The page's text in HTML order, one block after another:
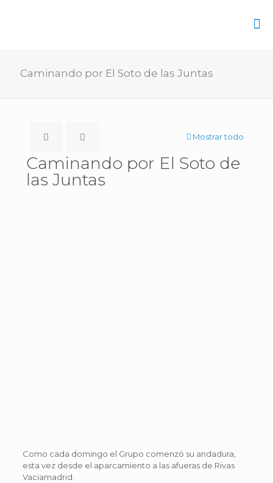
Caminando por El Soto de las Juntas
Mostrar todo
Caminando por El Soto de
las Juntas
Como cada domingo el Grupo comenzó su andadura,
esta vez desde el aparcamiento a las afueras de Rivas
Vaciamadrid.